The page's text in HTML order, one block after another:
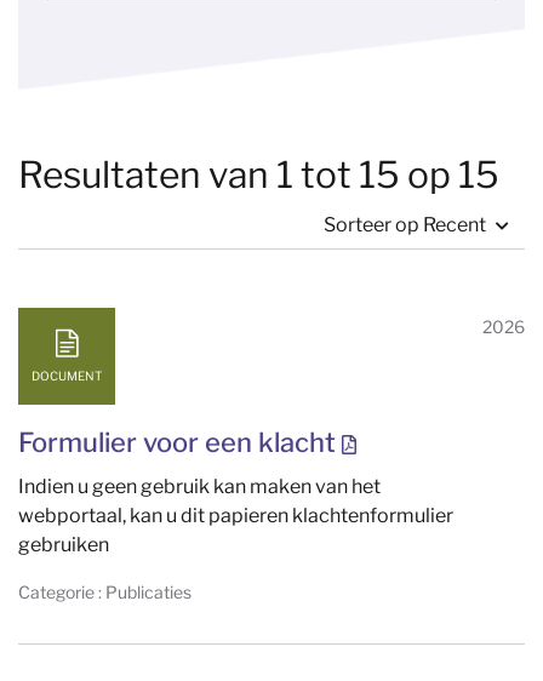
Resultaten van 1 tot 15 op 15
Sorteer op Recent
DOCUMENT
Formulier voor een klacht
2026
Indien u geen gebruik kan maken van het
webportaal, kan u dit papieren klachtenformulier
gebruiken
Categorie : Publicaties